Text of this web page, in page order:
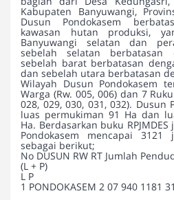
Kabupaten Banyuwangi,
Dusun Pondokasem
kawasan hutan produksi,
Banyuwangi selatan dan
sebelah selatan berbatasan
sebelah barat berbatasan
dan sebelah utara berbatasan
Wilayah Dusun Pondokasem
Warga (Rw. 005, 006) dan 7
028, 029, 030, 031, 032). Dusun
luas permukiman 91 Ha dan
Ha. Berdasarkan buku
Pondokasem mencapai
sebagai berikut;
No DUSUN RW RT Jumlah
(L + P)
L P
1 PONDOKASEM 2 07 940 1181